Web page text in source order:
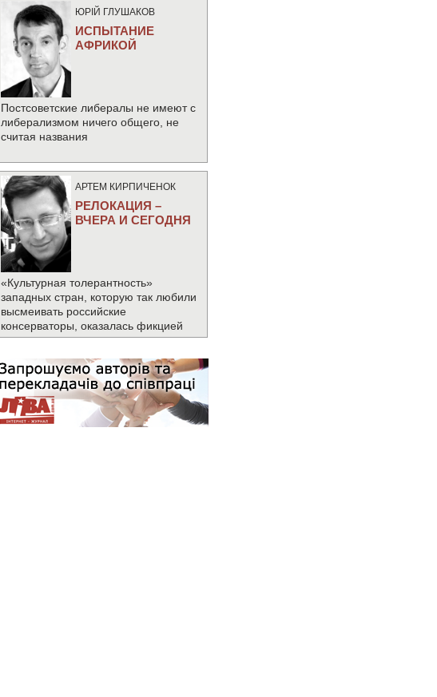
ЮРIЙ ГЛУШАКОВ
ИСПЫТАНИЕ
АФРИКОЙ
Постсоветские либералы не имеют с
либерализмом ничего общего, не
считая названия
АРТЕМ КИРПИЧЕНОК
РЕЛОКАЦИЯ –
ВЧЕРА И СЕГОДНЯ
«Культурная толерантность»
западных стран, которую так любили
высмеивать российские
консерваторы, оказалась фикцией